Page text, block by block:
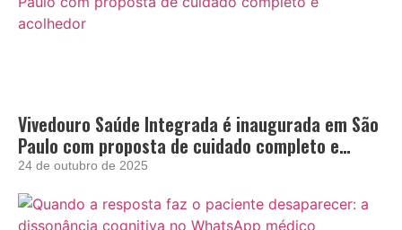
Vivedouro Saúde Integrada é inaugurada em São
Paulo com proposta de cuidado completo e
acolhedor
24 de outubro de 2025